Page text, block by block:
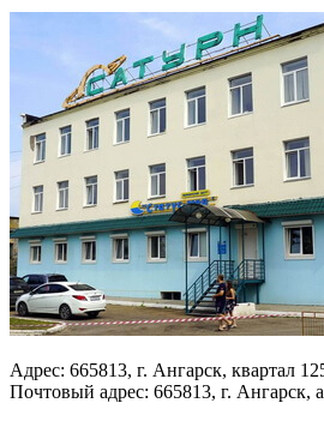
Адрес: 665813, г. Ангарск, квартал
Почтовый адрес: 665813, г. Ангарск,